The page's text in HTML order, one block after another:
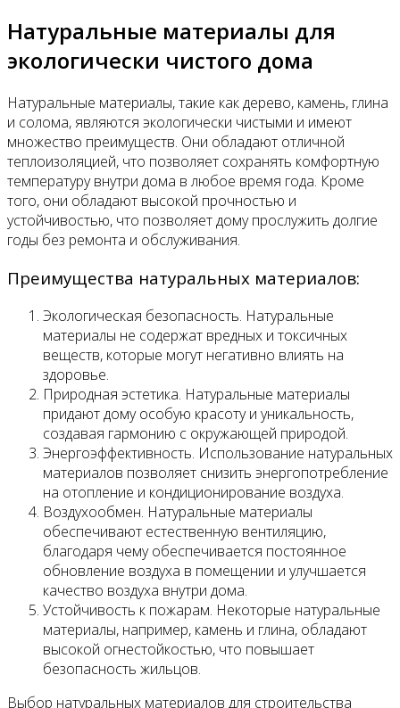
Натуральные материалы для
экологически чистого дома
Натуральные материалы, такие как дерево, камень, глина
и солома, являются экологически чистыми и имеют
множество преимуществ. Они обладают отличной
теплоизоляцией, что позволяет сохранять комфортную
температуру внутри дома в любое время года. Кроме
того, они обладают высокой прочностью и
устойчивостью, что позволяет дому прослужить долгие
годы без ремонта и обслуживания.
Преимущества натуральных материалов:
Экологическая безопасность. Натуральные
материалы не содержат вредных и токсичных
веществ, которые могут негативно влиять на
здоровье.
Природная эстетика. Натуральные материалы
придают дому особую красоту и уникальность,
создавая гармонию с окружающей природой.
Энергоэффективность. Использование натуральных
материалов позволяет снизить энергопотребление
на отопление и кондиционирование воздуха.
Воздухообмен. Натуральные материалы
обеспечивают естественную вентиляцию,
благодаря чему обеспечивается постоянное
обновление воздуха в помещении и улучшается
качество воздуха внутри дома.
Устойчивость к пожарам. Некоторые натуральные
материалы, например, камень и глина, обладают
высокой огнестойкостью, что повышает
безопасность жильцов.
Выбор натуральных материалов для строительства